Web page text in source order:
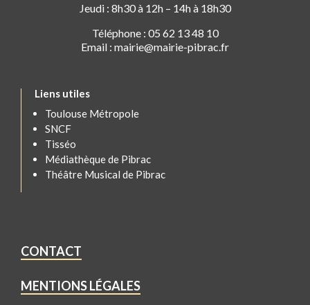
Jeudi : 8h30 à 12h – 14h à 18h30
Téléphone : 05 62 13 48 10
Email : mairie@mairie-pibrac.fr
Liens utiles
Toulouse Métropole
SNCF
Tisséo
Médiathèque de Pibrac
Théâtre Musical de Pibrac
CONTACT
MENTIONS LÉGALES